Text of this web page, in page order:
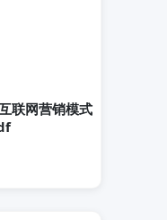
联网营销模式